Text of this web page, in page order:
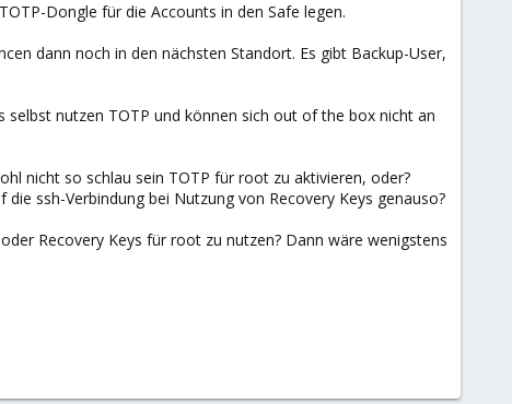
Dongle für die Accounts in den Safe legen.
dann noch in den nächsten Standort. Es gibt Backup-User,
nutzen TOTP und können sich out of the box nicht an
nicht so schlau sein TOTP für root zu aktivieren, oder?
ssh-Verbindung bei Nutzung von Recovery Keys genauso?
Recovery Keys für root zu nutzen? Dann wäre wenigstens